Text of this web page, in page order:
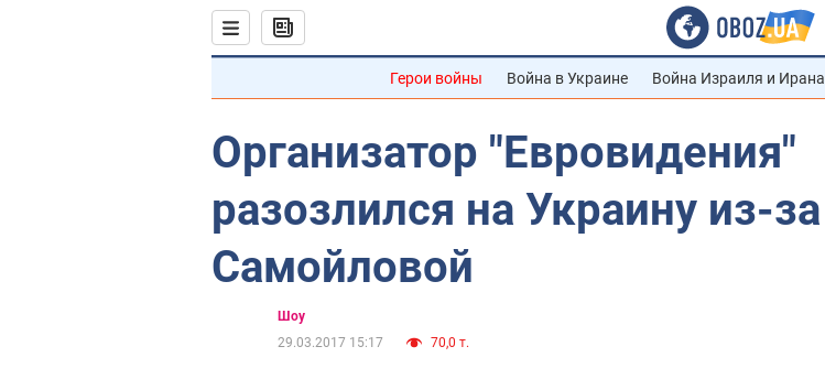
Герои войны Война в Украине Война Израиля и Ирана
Организатор "Евровидения"
разозлился на Украину из-за
Самойловой
Шоу
29.03.2017 15:17
70,0 т.